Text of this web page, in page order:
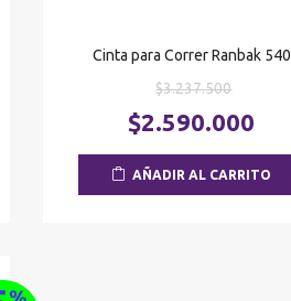
Cinta para Correr Ranbak 540
$3.237.500El
precio
original
$2.590.000
AÑADIR AL CARRITO